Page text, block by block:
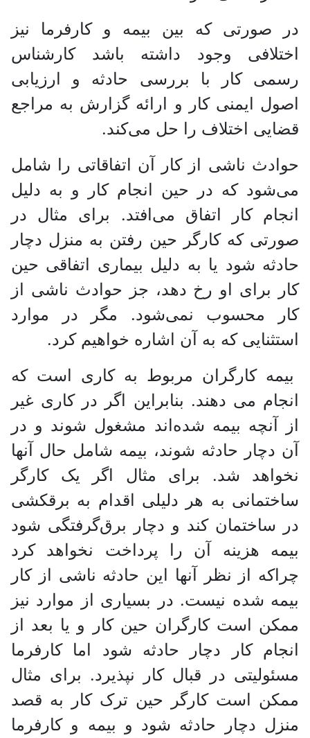
در صورتی که بین بیمه و کارفرما نیز
اختلافی وجود داشته باشد کارشناس
رسمی کار با بررسی حادثه و ارزیابی
اصول ایمنی کار و ارائه گزارش به مراجع
قضایی اختلاف را حل می‌کند.
حوادث ناشی از کار آن اتفاقاتی را شامل
می‌شود که در حین انجام کار و به دلیل
انجام کار اتفاق می‌افتد. برای مثال در
صورتی که کارگر حین رفتن به منزل دچار
حادثه شود یا به دلیل بیماری اتفاقی حین
کار برای او رخ دهد، جز حوادث ناشی از
کار محسوب نمی‌شود. مگر در موارد
استثنایی که به آن اشاره خواهیم کرد.
بیمه کارگران مربوط به کاری است که
انجام می دهند. بنابراین اگر در کاری غیر
از آنچه بیمه شده‌اند مشغول شوند و در
آن دچار حادثه شوند، بیمه شامل حال آنها
نخواهد شد. برای مثال اگر یک کارگر
ساختمانی به هر دلیلی اقدام به برقکشی
در ساختمان کند و دچار برق‌گرفتگی شود
بیمه هزینه آن را پرداخت نخواهد کرد
چراکه از نظر آنها این حادثه ناشی از کار
بیمه شده نیست. در بسیاری از موارد نیز
ممکن است کارگران حین کار و یا بعد از
انجام کار دچار حادثه شود اما کارفرما
مسئولیتی در قبال کار نپذیرد. برای مثال
ممکن است کارگر حین ترک کار به قصد
منزل دچار حادثه شود و بیمه و کارفرما